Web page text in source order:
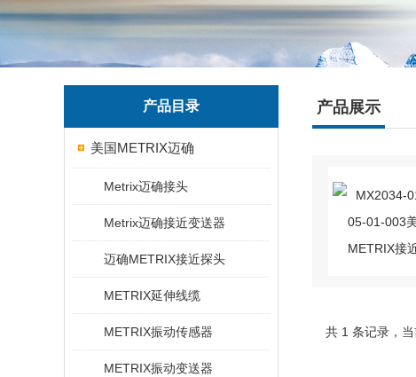
产品目录
美国METRIX迈确
Metrix迈确接头
Metrix迈确接近变送器
迈确METRIX接近探头
METRIX延伸线缆
METRIX振动传感器
METRIX振动变送器
产品展示
共 1 条记录，